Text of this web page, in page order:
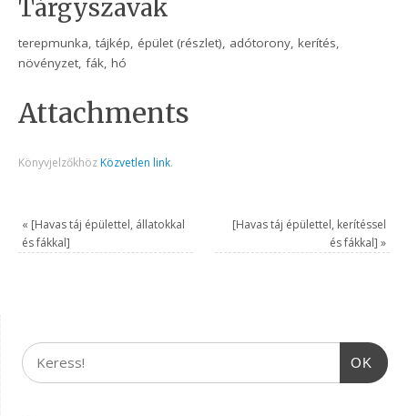
Tárgyszavak
terepmunka, tájkép, épület (részlet), adótorony, kerítés,
növényzet, fák, hó
Attachments
Könyvjelzőkhöz Közvetlen link.
« [Havas táj épülettel, állatokkal
és fákkal]
[Havas táj épülettel, kerítéssel
és fákkal] »
OK